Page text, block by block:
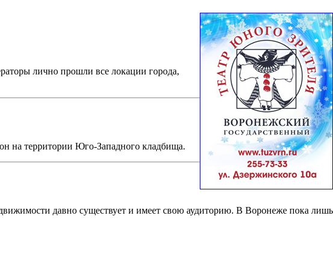
лично прошли все локации города,
на территории Юго-Западного кладбища.
давно существует и имеет свою аудиторию. В Воронеже пока лишь